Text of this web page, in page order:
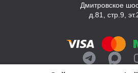
Дмитровское
д.81, стр.9,